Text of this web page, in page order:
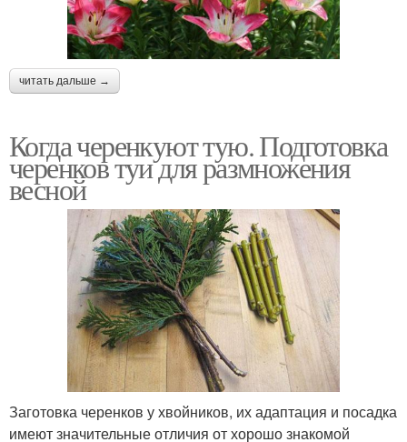
читать дальше →
Когда черенкуют тую. Подготовка
черенков туи для размножения
весной
Заготовка черенков у хвойников, их адаптация и посадка
имеют значительные отличия от хорошо знакомой